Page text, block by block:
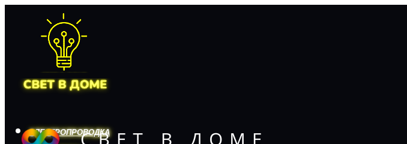
ЭЛЕКТРОПРОВОДКА